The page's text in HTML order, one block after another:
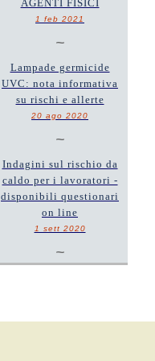
AGENTI FISICI
1 feb 2021
~
Lampade germicide
UVC: nota informativa
su rischi e allerte
20 ago 2020
~
Indagini sul rischio da
caldo per i lavoratori -
disponibili questionari
on line
1 sett 2020
~